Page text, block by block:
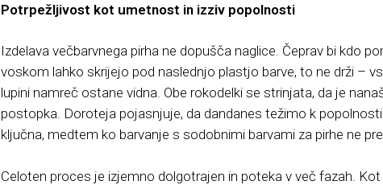
Potrpežljivost kot umetnost in izziv popolnosti
Izdelava večbarvnega pirha ne dopušča naglice. Čeprav bi kdo
voskom lahko skrijejo pod naslednjo plastjo barve, to ne drži –
lupini namreč ostane vidna. Obe rokodelki se strinjata, da je
postopka. Doroteja pojasnjuje, da dandanes težimo k
ključna, medtem ko barvanje s sodobnimi barvami za pirhe ne
Celoten proces je izjemno dolgotrajen in poteka v več fazah.